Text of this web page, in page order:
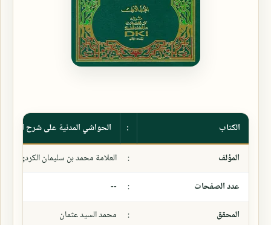
الكتاب :
الحواشي المدنية على شرح
المؤلف
:
العلامة محمد بن سليمان الكردي
عدد الصفحات
:
--
المحقق
:
محمد السيد عثمان